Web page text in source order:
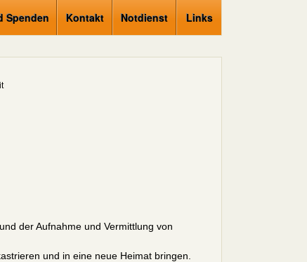
Spenden Kontakt Notdienst Links
der Aufnahme und Vermittlung von
und in eine neue Heimat bringen.